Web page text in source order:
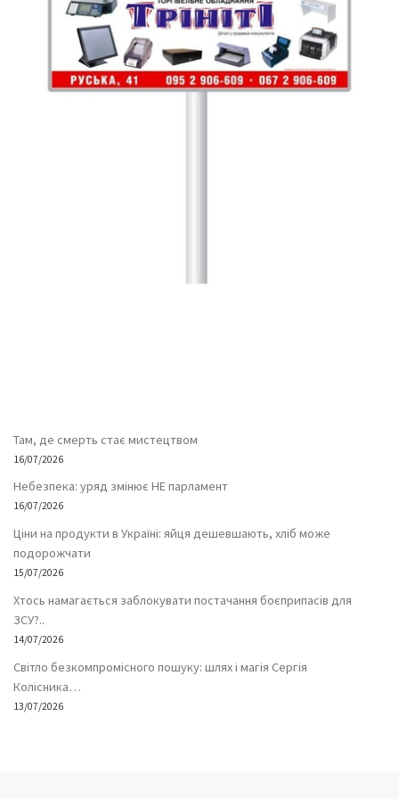
Там, де смерть стає мистецтвом
16/07/2026
Небезпека: уряд змінює НЕ парламент
16/07/2026
Ціни на продукти в Україні: яйця дешевшають, хліб може
подорожчати
15/07/2026
Хтось намагається заблокувати постачання боєприпасів для
ЗСУ?..
14/07/2026
Світло безкомпромісного пошуку: шлях і магія Сергія
Колісника…
13/07/2026